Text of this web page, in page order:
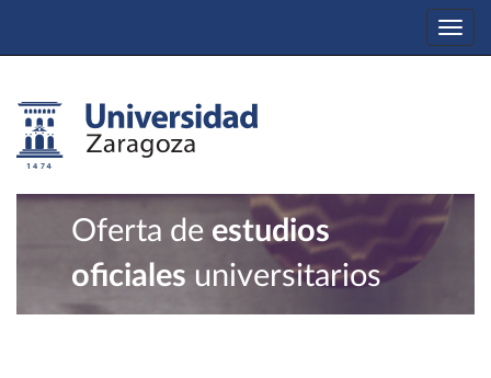
Oferta de estudios
oficiales universitarios